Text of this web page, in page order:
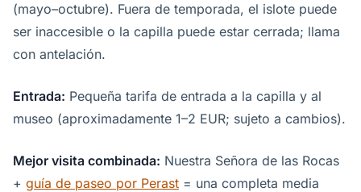
(mayo–octubre). Fuera de temporada, el islote puede
ser inaccesible o la capilla puede estar cerrada; llama
con antelación.
Entrada: Pequeña tarifa de entrada a la capilla y al
museo (aproximadamente 1–2 EUR; sujeto a cambios).
Mejor visita combinada: Nuestra Señora de las Rocas
+ guía de paseo por Perast = una completa media